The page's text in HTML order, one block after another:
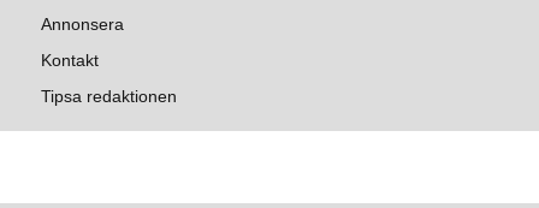
Annonsera
Kontakt
Tipsa redaktionen